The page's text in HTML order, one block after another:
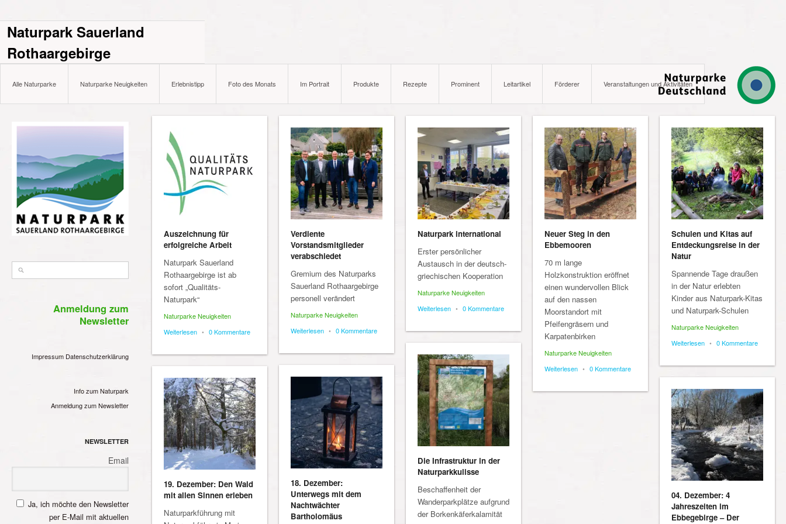
Naturpark Sauerland
Rothaargebirge
Alle Naturparke Naturparke Neuigkeiten Erlebnistipp Foto des Monats Im Portrait Produkte Rezepte Prominent Leitartikel Förderer Veranstaltungen und Aktivitäten
Anmeldung zum
Newsletter
Impressum Datenschutzerklärung
Info zum Naturpark
Anmeldung zum Newsletter
NEWSLETTER
Email
Ja, ich möchte den Newsletter
per E-Mail mit aktuellen
Auszeichnung für
erfolgreiche Arbeit
Naturpark Sauerland
Rothaargebirge ist ab
sofort „Qualitäts-
Naturpark“
Naturparke Neuigkeiten
Weiterlesen • 0 Kommentare
Verdiente
Vorstandsmitglieder
verabschiedet
Gremium des Naturparks
Sauerland Rothaargebirge
personell verändert
Naturparke Neuigkeiten
Weiterlesen • 0 Kommentare
Naturpark international
Erster persönlicher
Austausch in der deutsch-
griechischen Kooperation
Naturparke Neuigkeiten
Weiterlesen • 0 Kommentare
Neuer Steg in den
Ebbemooren
70 m lange
Holzkonstruktion eröffnet
einen wundervollen Blick
auf den nassen
Moorstandort mit
Pfeifengräsern und
Karpatenbirken
Naturparke Neuigkeiten
Weiterlesen • 0 Kommentare
Schulen und Kitas auf
Entdeckungsreise in der
Natur
Spannende Tage draußen
in der Natur erlebten
Kinder aus Naturpark-Kitas
und Naturpark-Schulen
Naturparke Neuigkeiten
Weiterlesen • 0 Kommentare
Die Infrastruktur in der
Naturparkkulisse
Beschaffenheit der
Wanderparkplätze aufgrund
der Borkenkäferkalamität
18. Dezember:
Unterwegs mit dem
Nachtwächter
Bartholomäus
19. Dezember: Den Wald
mit allen Sinnen erleben
Naturparkführung mit
04. Dezember: 4
Jahreszeiten im
Ebbegebirge – Der